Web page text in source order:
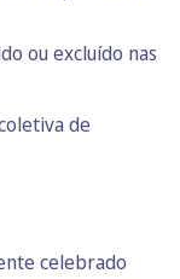
ou excluído nas
de
celebrado